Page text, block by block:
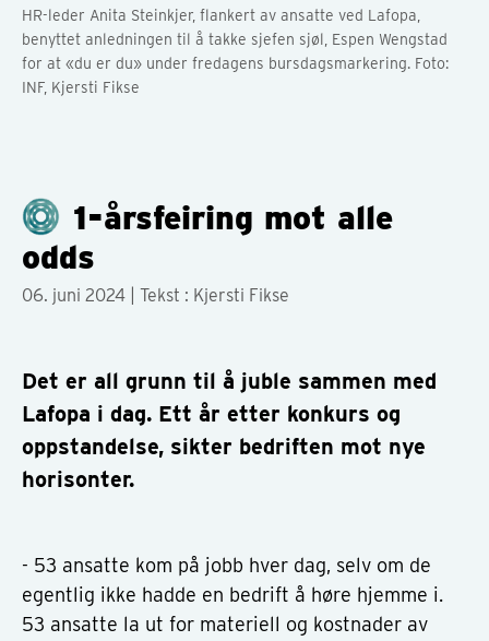
HR-leder Anita Steinkjer, flankert av ansatte ved Lafopa,
benyttet anledningen til å takke sjefen sjøl, Espen Wengstad
for at «du er du» under fredagens bursdagsmarkering. Foto:
INF, Kjersti Fikse
1-årsfeiring mot alle
odds
06. juni 2024 | Tekst : Kjersti Fikse
Det er all grunn til å juble sammen med
Lafopa i dag. Ett år etter konkurs og
oppstandelse, sikter bedriften mot nye
horisonter.
- 53 ansatte kom på jobb hver dag, selv om de
egentlig ikke hadde en bedrift å høre hjemme i.
53 ansatte la ut for materiell og kostnader av